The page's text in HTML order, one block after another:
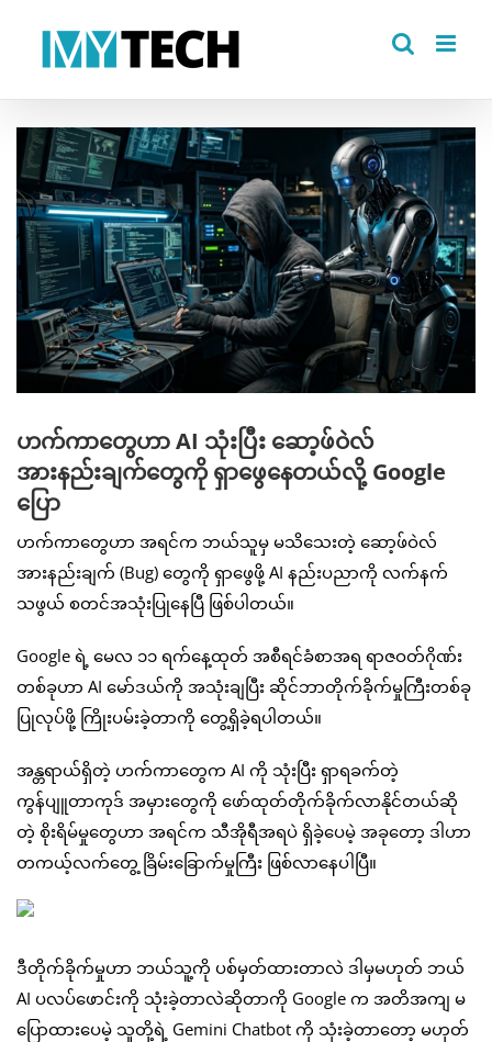
View
Larger
Image
ဟက်ကာတွေဟာ AI သုံးပြီး ဆော့ဖ်ဝဲလ်
အားနည်းချက်တွေကို ရှာဖွေနေတယ်လို့ Google
ပြော
ဟက်ကာတွေဟာ အရင်က ဘယ်သူမှ မသိသေးတဲ့ ဆော့ဖ်ဝဲလ်
အားနည်းချက် (Bug) တွေကို ရှာဖွေဖို့ AI နည်းပညာကို လက်နက်
သဖွယ် စတင်အသုံးပြုနေပြီ ဖြစ်ပါတယ်။
Google ရဲ့ မေလ ၁၁ ရက်နေ့ထုတ် အစီရင်ခံစာအရ ရာဇဝတ်ဂိုဏ်း
တစ်ခုဟာ AI မော်ဒယ်ကို အသုံးချပြီး ဆိုင်ဘာတိုက်ခိုက်မှုကြီးတစ်ခု
ပြုလုပ်ဖို့ ကြိုးပမ်းခဲ့တာကို တွေ့ရှိခဲ့ရပါတယ်။
အန္တရာယ်ရှိတဲ့ ဟက်ကာတွေက AI ကို သုံးပြီး ရှာရခက်တဲ့
ကွန်ပျူတာကုဒ် အမှားတွေကို ဖော်ထုတ်တိုက်ခိုက်လာနိုင်တယ်ဆို
တဲ့ စိုးရိမ်မှုတွေဟာ အရင်က သီအိုရီအရပဲ ရှိခဲ့ပေမဲ့ အခုတော့ ဒါဟာ
တကယ့်လက်တွေ့ ခြိမ်းခြောက်မှုကြီး ဖြစ်လာနေပါပြီ။
ဒီတိုက်ခိုက်မှုဟာ ဘယ်သူ့ကို ပစ်မှတ်ထားတာလဲ ဒါမှမဟုတ် ဘယ်
AI ပလပ်ဖောင်းကို သုံးခဲ့တာလဲဆိုတာကို Google က အတိအကျ မ
ပြောထားပေမဲ့ သူတို့ရဲ့ Gemini Chatbot ကို သုံးခဲ့တာတော့ မဟုတ်